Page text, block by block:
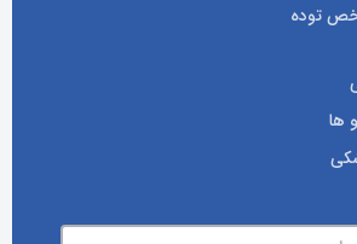
توده
ها